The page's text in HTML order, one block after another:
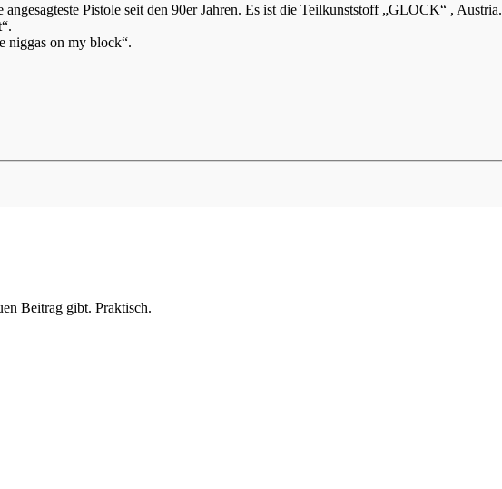
Pistole seit den 90er Jahren. Es ist die Teilkunststoff „GLOCK“ , Austria.
niggas on my block“.
Beitrag gibt. Praktisch.